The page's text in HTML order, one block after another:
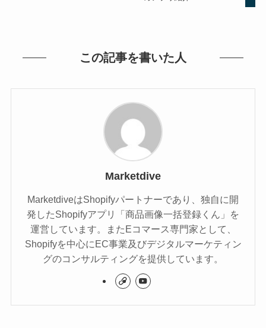
この記事を書いた人
Marketdive
MarketdiveはShopifyパートナーであり、独自に開
発したShopifyアプリ「商品画像一括登録くん」を
運営しています。またEコマース専門家として、
Shopifyを中心にEC事業及びデジタルマーケティン
グのコンサルティングを提供しています。